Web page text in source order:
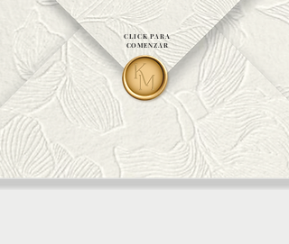
CLICK PARA
COMENZAR